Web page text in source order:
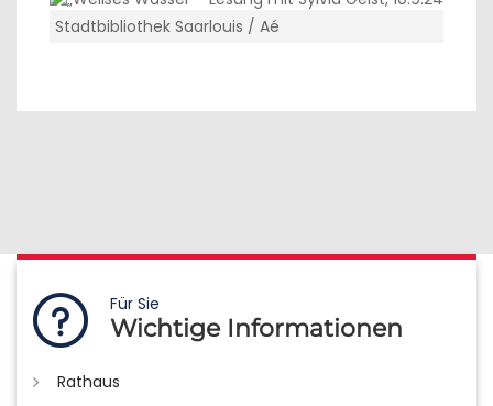
Stadtbibliothek Saarlouis / Aé
Für Sie
Wichtige Informationen
Rathaus